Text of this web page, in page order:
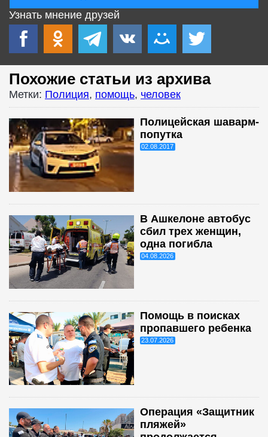
Узнать мнение друзей
Похожие статьи из архива
Метки: Полиция, помощь, человек
Полицейская шаварм-
попутка
02.08.2017
В Ашкелоне автобус
сбил трех женщин,
одна погибла
04.08.2026
Помощь в поисках
пропавшего ребенка
23.07.2026
Операция «Защитник
пляжей»